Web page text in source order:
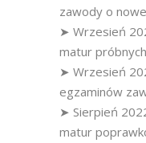
zawody o
➤ Wrzesień
matur
➤ Wrzesień
egzaminów
➤ Sierpień
matur